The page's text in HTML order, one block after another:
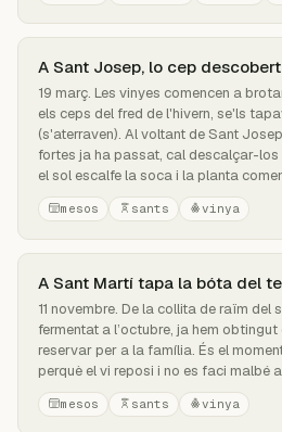
A Sant Josep, lo cep descobert
19 març. Les vinyes comencen a
els ceps del fred de l'hivern, se'ls
(s'aterraven). Al voltant de Sant
fortes ja ha passat, cal descalçar-
el sol escalfe la soca i la planta
mesos sants vinya
A Sant Martí tapa la bóta del
11 novembre. De la collita de raïm del
fermentat a l’octubre, ja hem
reservar per a la família. És el
perquè el vi reposi i no es faci malbé
mesos sants vinya